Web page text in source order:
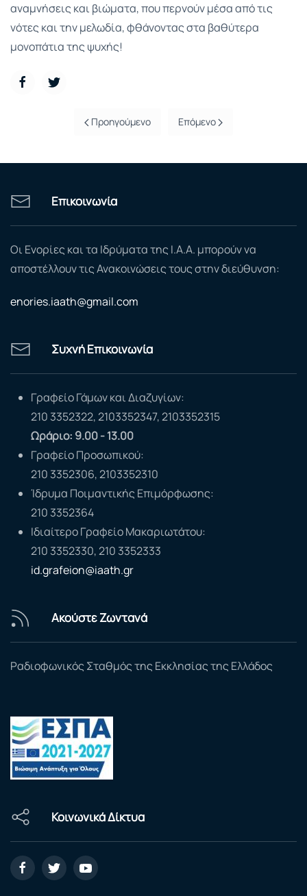
αναμνήσεις και βιώματα, που περνούν μέσα από τις
νότες και την μελωδία, φθάνοντας στα βαθύτερα
μονοπάτια της ψυχής!
Προηγούμενο Επόμενο
Επικοινωνία
Οι Ενορίες και τα Ιδρύματα της Ι.Α.Α. μπορούν να
αποστέλλουν τις Ανακοινώσεις τους στην διεύθυνση:
enories.iaath@gmail.com
Συχνή Επικοινωνία
Γραφείο Γάμων και Διαζυγίων:
210 3352322, 2103352347, 2103352315
Ωράριο: 9.00 - 13.00
Γραφείο Προσωπικού:
210 3352306, 2103352310
Ίδρυμα Ποιμαντικής Επιμόρφωσης:
210 3352364
Ιδιαίτερο Γραφείο Μακαριωτάτου:
210 3352330, 210 3352333
id.grafeion@iaath.gr
Ακούστε Ζωντανά
Ραδιοφωνικός Σταθμός της Εκκλησίας της Ελλάδος
Κοινωνικά Δίκτυα